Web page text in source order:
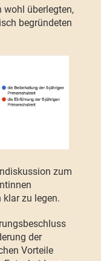
wohl überlegten,
begründeten
zum
klar zu legen.
der
Vorteile